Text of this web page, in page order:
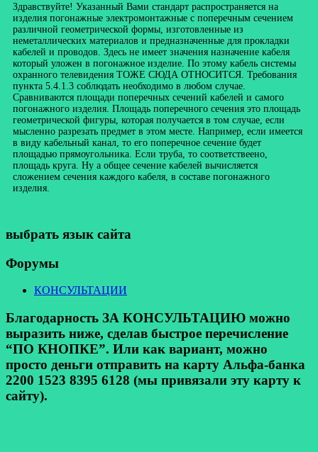
Здравствуйте! Указанный Вами стандарт распространяется на
изделия погонажные электромонтажные с поперечным сечением
различной геометрической формы, изготовленные из
неметаллических материалов и предназначенные для прокладки
кабелей и проводов. Здесь не имеет значения назначение кабеля
который уложен в погонажное изделие. По этому кабель системы
охранного телевидения ТОЖЕ СЮДА ОТНОСИТСЯ. Требования
пункта 5.4.1.3 соблюдать необходимо в любом случае.
Сравниваются площади поперечных сечений кабелей и самого
погонажного изделия. Площадь поперечного сечения это площадь
геометрической фигуры, которая получается в том случае, если
мысленно разрезать предмет в этом месте. Например, если имеется
в виду кабельный канал, то его поперечное сечение будет
площадью прямоугольника. Если труба, то соответствеено,
площадь круга. Ну а общее сечение кабелей вычисляется
сложением сечения каждого кабеля, в составе погонажного
изделия.
выбрать язык сайта
Форумы
КОНСУЛЬТАЦИИ
Благодарность ЗА КОНСУЛЬТАЦИЮ можно
выразить ниже, сделав быстрое перечисление
“ПО КНОПКЕ”. Или как вариант, можно
просто деньги отправить на карту Альфа-банка
2200 1523 8395 6128 (мы привязали эту карту к
сайту).